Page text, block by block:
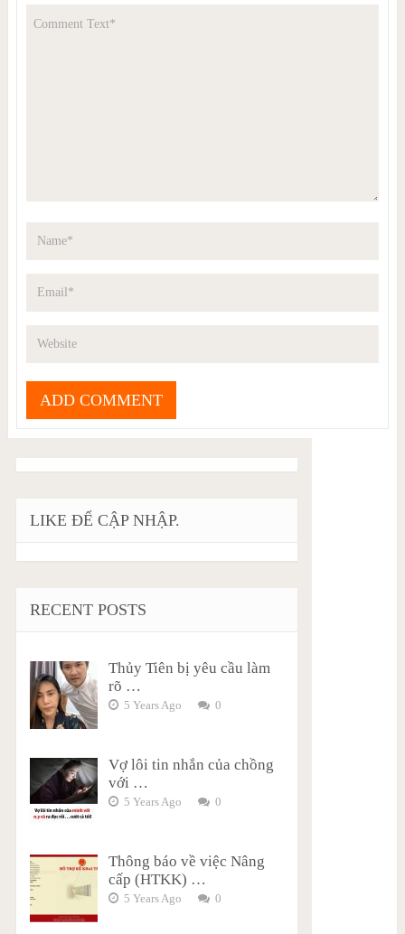
LIKE ĐỂ CẬP NHẬP.
RECENT POSTS
Thủy Tiên bị yêu cầu làm
rõ …
5 Years Ago 0
Vợ lôi tin nhắn của chồng
với …
5 Years Ago 0
Thông báo về việc Nâng
cấp (HTKK) …
5 Years Ago 0